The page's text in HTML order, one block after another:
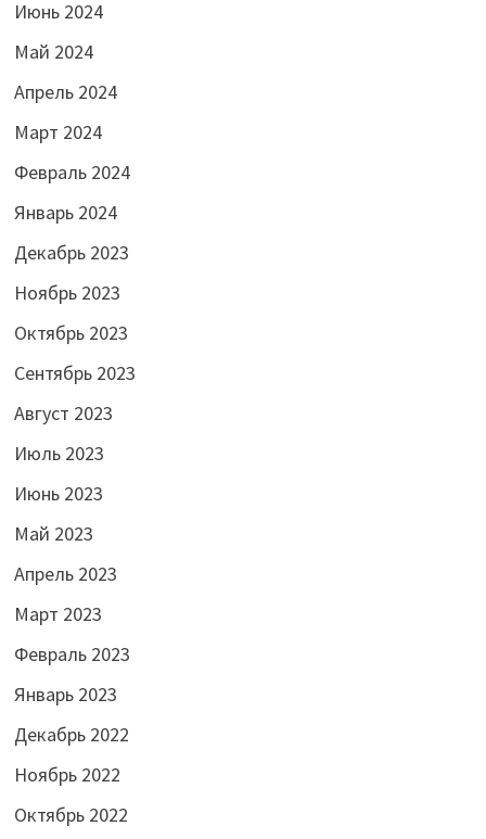
Июнь 2024
Май 2024
Апрель 2024
Март 2024
Февраль 2024
Январь 2024
Декабрь 2023
Ноябрь 2023
Октябрь 2023
Сентябрь 2023
Август 2023
Июль 2023
Июнь 2023
Май 2023
Апрель 2023
Март 2023
Февраль 2023
Январь 2023
Декабрь 2022
Ноябрь 2022
Октябрь 2022